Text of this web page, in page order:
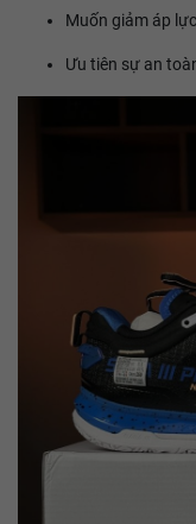
Muốn giảm áp
Ưu tiên sự an